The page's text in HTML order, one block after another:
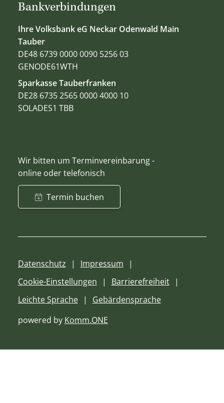
Bankverbindungen
Ihre Volksbank eG Neckar Odenwald Main
Tauber
DE48 6739 0000 0090 5256 03
GENODE61WTH
Sparkasse Tauberfranken
DE28 6735 2565 0000 4000 10
SOLADES1 TBB
Wir bitten um Terminvereinbarung -
online oder telefonisch
Termin buchen
Datenschutz
Impressum
Cookie-Einstellungen
Barrierefreiheit
Leichte Sprache
Gebärdensprache
powered by Komm.ONE